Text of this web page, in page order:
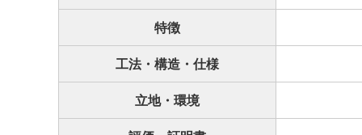
特徴
工法・構造・仕様
立地・環境